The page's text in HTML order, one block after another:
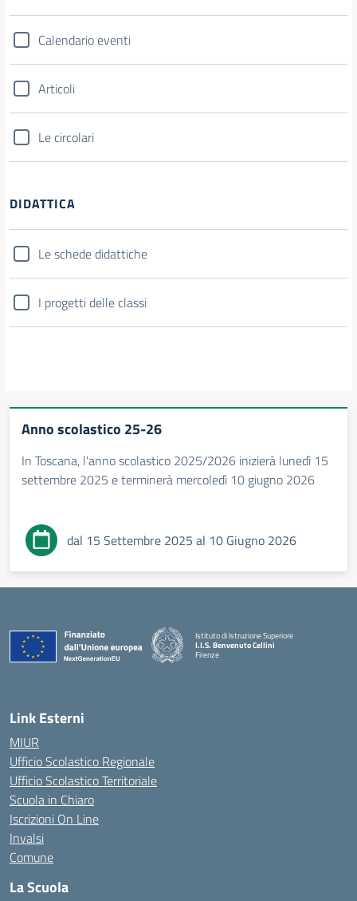
Calendario eventi
Articoli
Le circolari
DIDATTICA
Le schede didattiche
I progetti delle classi
Anno scolastico 25-26
In Toscana, l'anno scolastico 2025/2026 inizierà lunedì 15
settembre 2025 e terminerà mercoledì 10 giugno 2026
dal 15 Settembre 2025 al 10 Giugno 2026
Istituto di Istruzione Superiore
I.I.S. Benvenuto Cellini
Firenze
Link Esterni
MIUR
Ufficio Scolastico Regionale
Ufficio Scolastico Territoriale
Scuola in Chiaro
Iscrizioni On Line
Invalsi
Comune
La Scuola